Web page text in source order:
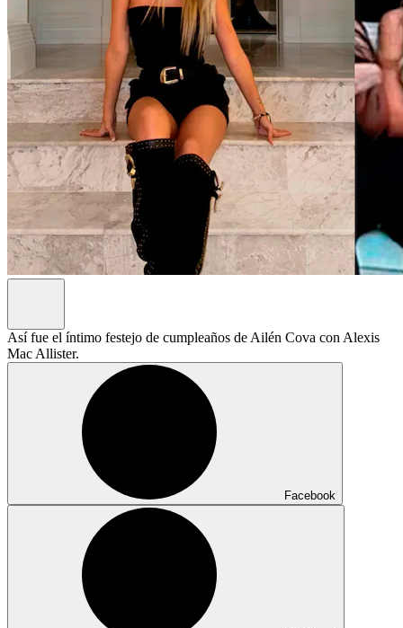
Así fue el íntimo festejo de cumpleaños de Ailén Cova con Alexis
Mac Allister.
Facebook